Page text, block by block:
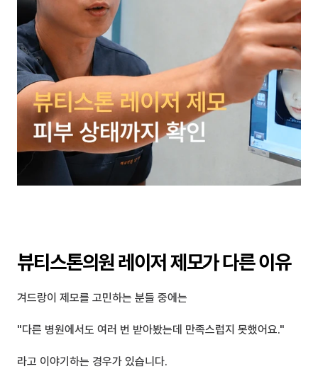
뷰티스톤의원 레이저 제모가 다른 이유
겨드랑이 제모를 고민하는 분들 중에는
"다른 병원에서도 여러 번 받아봤는데 만족스럽지 못했어요."
라고 이야기하는 경우가 있습니다.